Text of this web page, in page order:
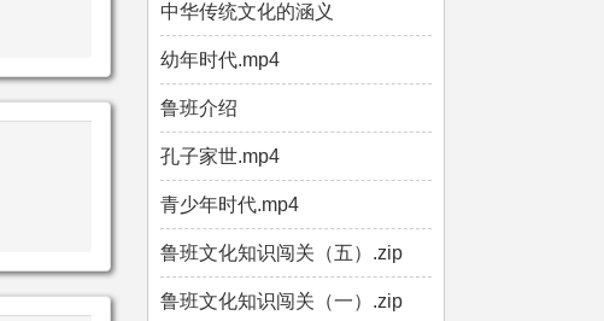
中华传统文化的涵义
幼年时代.mp4
鲁班介绍
孔子家世.mp4
青少年时代.mp4
鲁班文化知识闯关（五）.zip
鲁班文化知识闯关（一）.zip